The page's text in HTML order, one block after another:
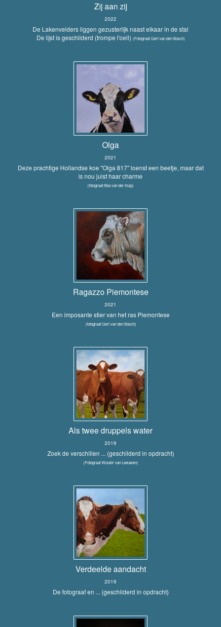
Zij aan zij
2022
De Lakenvelders liggen gezusterlijk naast elkaar in de stal
De lijst is geschilderd (trompe l'oeil) (Fotograaf Gert van den Bosch)
Olga
2021
Deze prachtige Hollandse koe "Olga 817" loenst een beetje, maar dat
is nou juist haar charme
(fotograaf Bea van der Kuip)
Ragazzo Piemontese
2021
Een imposante stier van het ras Piemontese
(fotograaf Gert van den Bosch)
Als twee druppels water
2019
Zoek de verschillen ... (geschilderd in opdracht)
(Fotograaf Wouter van Leeuwen)
Verdeelde aandacht
2019
De fotograaf en ... (geschilderd in opdracht)